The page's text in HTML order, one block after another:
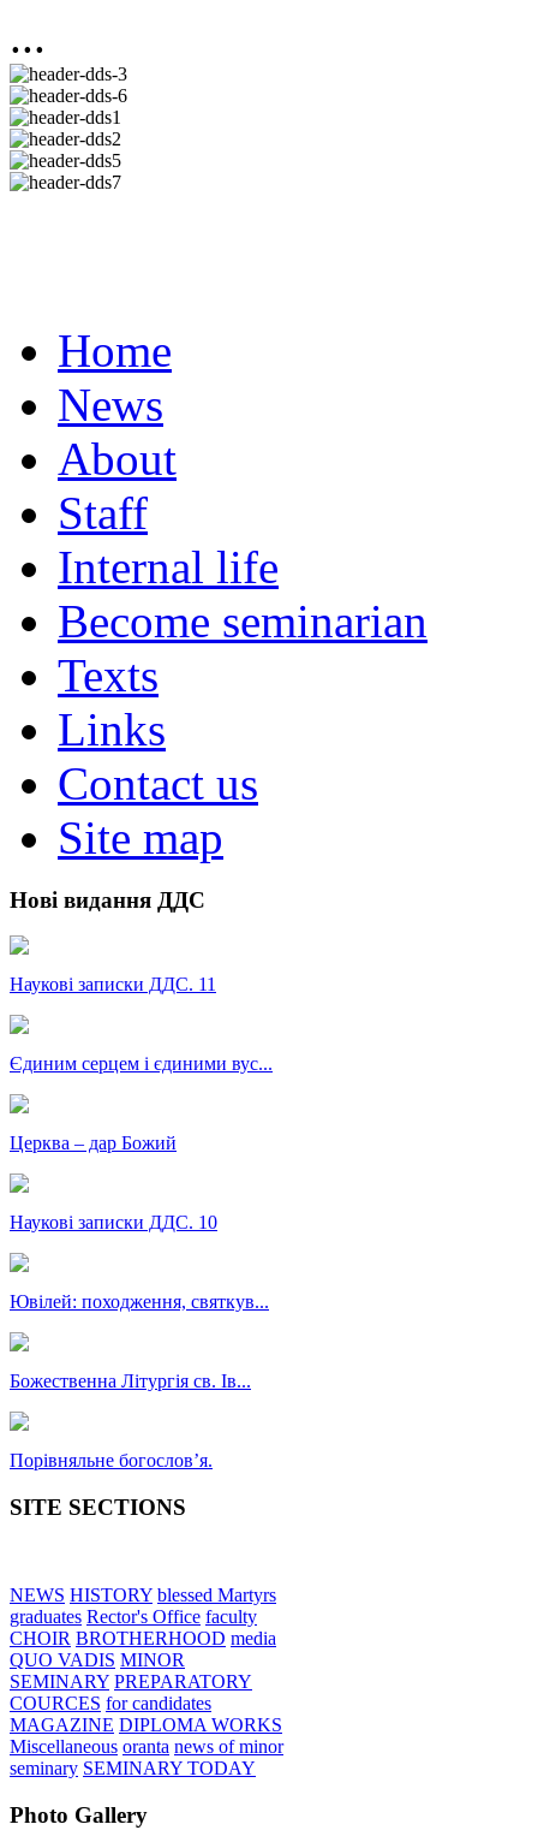
...
Home
News
About
Staff
Internal life
Become seminarian
Texts
Links
Contact us
Site map
Нові видання ДДС
Наукові записки ДДС. 11
Єдиним серцем і єдиними вус...
Церква – дар Божий
Наукові записки ДДС. 10
Ювілей: походження, святкув...
Божественна Літургія св. Ів...
Порівняльне богословʼя.
SITE SECTIONS
NEWS HISTORY blessed Martyrs
graduates Rector's Office faculty
CHOIR BROTHERHOOD media
QUO VADIS MINOR
SEMINARY PREPARATORY
COURCES for candidates
MAGAZINE DIPLOMA WORKS
Miscellaneous oranta news of minor
seminary SEMINARY TODAY
Photo Gallery